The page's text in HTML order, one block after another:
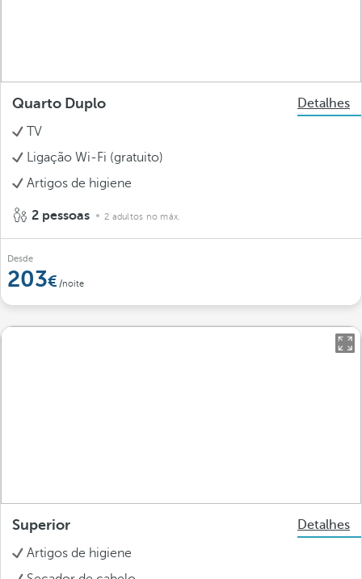
Quarto Duplo
Detalhes
TV
Ligação Wi-Fi (gratuito)
Artigos de higiene
2 pessoas 2 adultos no máx.
Desde
203 /noite
Superior
Detalhes
Artigos de higiene